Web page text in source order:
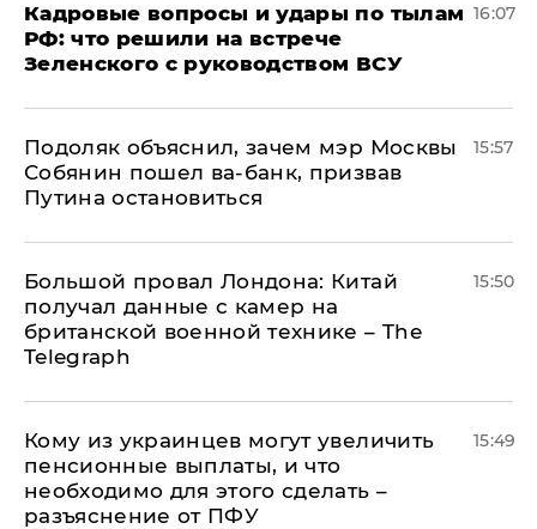
Кадровые вопросы и удары по тылам
РФ: что решили на встрече
Зеленского с руководством ВСУ
16:07
Подоляк объяснил, зачем мэр Москвы
Собянин пошел ва-банк, призвав
Путина остановиться
15:57
Большой провал Лондона: Китай
получал данные с камер на
британской военной технике – The
Telegraph
15:50
Кому из украинцев могут увеличить
пенсионные выплаты, и что
необходимо для этого сделать –
разъяснение от ПФУ
15:49